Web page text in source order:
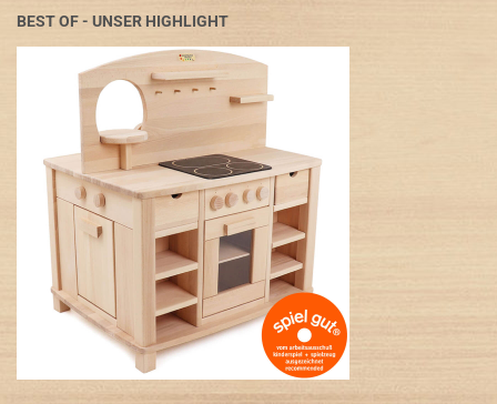
BEST OF - UNSER HIGHLIGHT